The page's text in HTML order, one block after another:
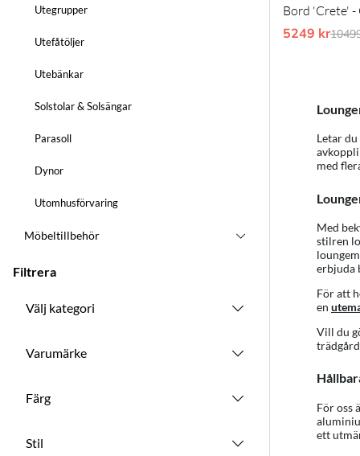
Utegrupper
Utefåtöljer
Utebänkar
Solstolar & Solsängar
Parasoll
Dynor
Utomhusförvaring
Möbeltillbehör
Filtrera
Välj kategori
Varumärke
Färg
Stil
Bord 'Crete' -
5249 kr
Letar
med
Med
stilren
erbjuda
För att
en
Vill du
För oss
ett